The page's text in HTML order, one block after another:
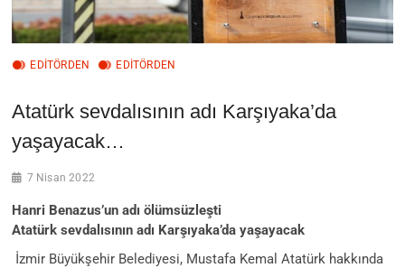
EDİTÖRDEN EDITÖRDEN
Atatürk sevdalısının adı Karşıyaka’da
yaşayacak…
7 Nisan 2022
Hanri Benazus’un adı ölümsüzleşti
Atatürk sevdalısının adı Karşıyaka’da yaşayacak
İzmir Büyükşehir Belediyesi, Mustafa Kemal Atatürk hakkında